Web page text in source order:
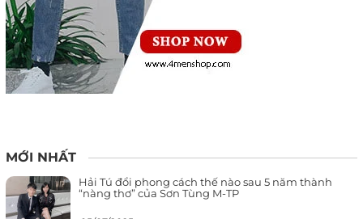
MỚI NHẤT
Hải Tú đổi phong cách thế nào sau 5 năm thành
“nàng thơ” của Sơn Tùng M-TP